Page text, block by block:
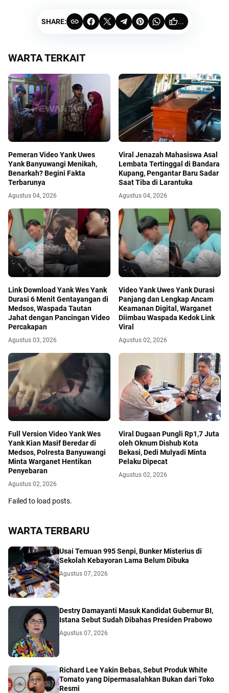
SHARE: ...
WARTA TERKAIT
Pemeran Video Yank Uwes
Yank Banyuwangi Menikah,
Benarkah? Begini Fakta
Terbarunya
Agustus 04, 2026
Viral Jenazah Mahasiswa Asal
Lembata Tertinggal di Bandara
Kupang, Pengantar Baru Sadar
Saat Tiba di Larantuka
Agustus 04, 2026
Link Download Yank Wes Yank
Durasi 6 Menit Gentayangan di
Medsos, Waspada Tautan
Jahat dengan Pancingan Video
Percakapan
Agustus 03, 2026
Video Yank Uwes Yank Durasi
Panjang dan Lengkap Ancam
Keamanan Digital, Warganet
Diimbau Waspada Kedok Link
Viral
Agustus 02, 2026
Full Version Video Yank Wes
Yank Kian Masif Beredar di
Medsos, Polresta Banyuwangi
Minta Warganet Hentikan
Penyebaran
Agustus 02, 2026
Viral Dugaan Pungli Rp1,7 Juta
oleh Oknum Dishub Kota
Bekasi, Dedi Mulyadi Minta
Pelaku Dipecat
Agustus 02, 2026
Failed to load posts.
WARTA TERBARU
Usai Temuan 995 Senpi, Bunker Misterius di
Sekolah Kebayoran Lama Belum Dibuka
Agustus 07, 2026
Destry Damayanti Masuk Kandidat Gubernur BI,
Istana Sebut Sudah Dibahas Presiden Prabowo
Agustus 07, 2026
Richard Lee Yakin Bebas, Sebut Produk White
Tomato yang Dipermasalahkan Bukan dari Toko
Resmi